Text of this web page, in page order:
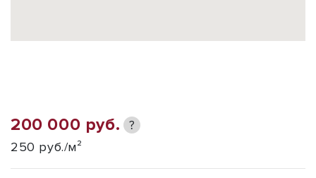
200 000 руб. ?
250 руб./м²